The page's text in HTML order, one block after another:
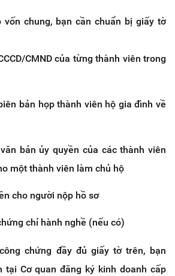
chung, bạn cần chuẩn bị giấy tờ
CMND của từng thành viên trong
bản họp thành viên hộ gia đình về
bản ủy quyền của các thành viên
một thành viên làm chủ hộ
cho người nộp hồ sơ
chỉ hành nghề (nếu có)
chứng đầy đủ giấy tờ trên, bạn
tại Cơ quan đăng ký kinh doanh cấp